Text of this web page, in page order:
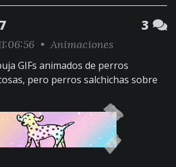
3
• Animaciones
GIFs animados de perros
pero perros salchichas sobre